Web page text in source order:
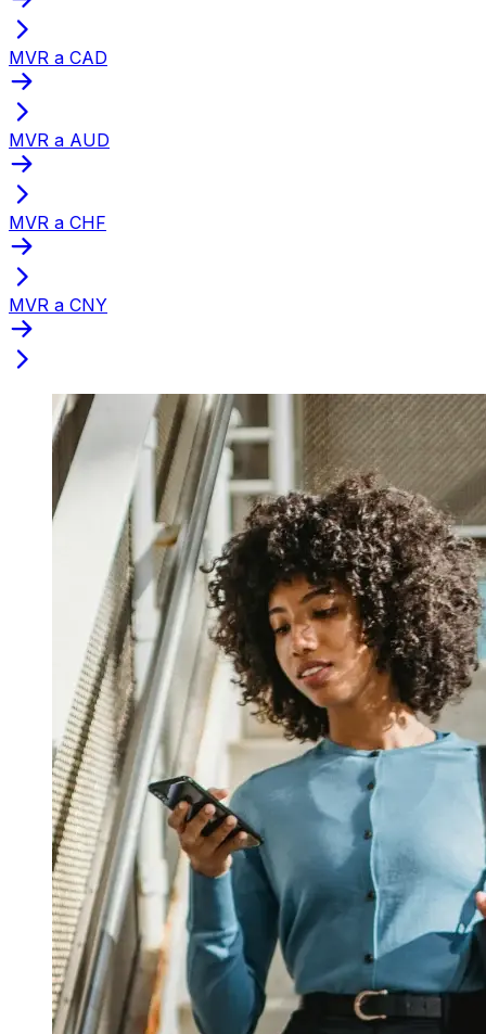
MVR a CAD
MVR a AUD
MVR a CHF
MVR a CNY